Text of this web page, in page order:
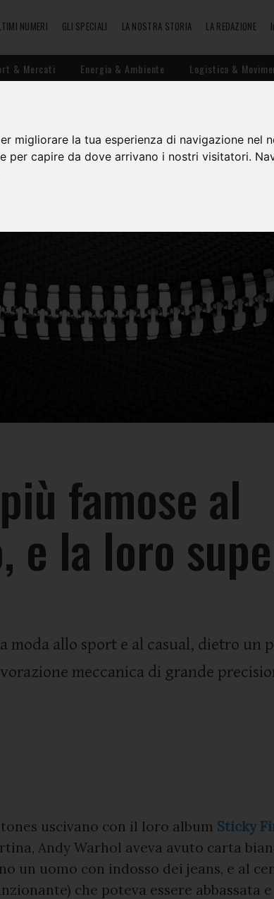
migliorare la tua esperienza di navigazione
per capire da dove arrivano i nostri visitatori.
NUMERI GLI SPECIALI LA NOSTRA STORIA LA REDAZIONE
& Mercati Energia & Ambiente Logistica &
famose al
e la loro
moda allo sport e al casual, dietro un
meccanica di grande
uscivano con il loro album Sticky
Andy Warhol aveva avuto carta
un uomo con indosso dei jeans, e al
che poteva essere abbassata